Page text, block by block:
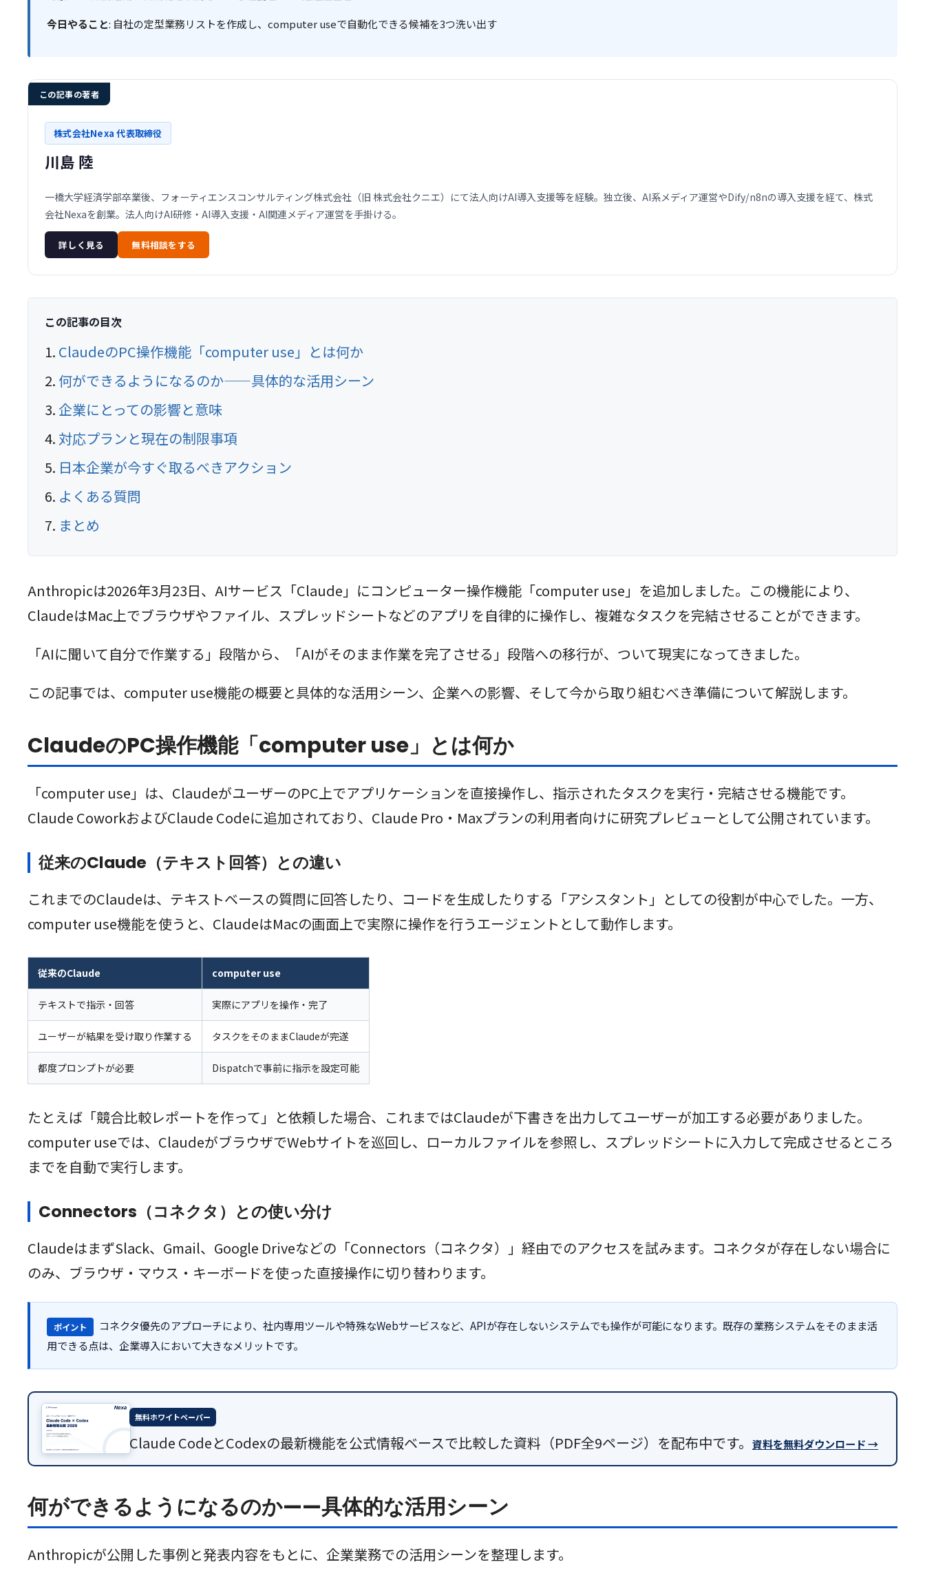
今日やること: 自社の定型業務リストを作成し、computer useで自動化できる候補を3つ洗い出す
この記事の著者
株式会社Nexa 代表取締役
川島 陸
一橋大学経済学部卒業後、フォーティエンスコンサルティング株式会社（旧 株式会社クニエ）にて法人向けAI導入支援等を経験。独立後、AI系メディア運営やDify/n8nの導入支援を経て、株式
会社Nexaを創業。法人向けAI研修・AI導入支援・AI関連メディア運営を手掛ける。
詳しく見る 無料相談をする
この記事の目次
ClaudeのPC操作機能「computer use」とは何か
何ができるようになるのか——具体的な活用シーン
企業にとっての影響と意味
対応プランと現在の制限事項
日本企業が今すぐ取るべきアクション
よくある質問
まとめ
Anthropicは2026年3月23日、AIサービス「Claude」にコンピューター操作機能「computer use」を追加しました。この機能により、
ClaudeはMac上でブラウザやファイル、スプレッドシートなどのアプリを自律的に操作し、複雑なタスクを完結させることができます。
「AIに聞いて自分で作業する」段階から、「AIがそのまま作業を完了させる」段階への移行が、ついて現実になってきました。
この記事では、computer use機能の概要と具体的な活用シーン、企業への影響、そして今から取り組むべき準備について解説します。
ClaudeのPC操作機能「computer use」とは何か
「computer use」は、ClaudeがユーザーのPC上でアプリケーションを直接操作し、指示されたタスクを実行・完結させる機能です。
Claude CoworkおよびClaude Codeに追加されており、Claude Pro・Maxプランの利用者向けに研究プレビューとして公開されています。
従来のClaude（テキスト回答）との違い
これまでのClaudeは、テキストベースの質問に回答したり、コードを生成したりする「アシスタント」としての役割が中心でした。一方、
computer use機能を使うと、ClaudeはMacの画面上で実際に操作を行うエージェントとして動作します。
従来のClaude computer use
テキストで指示・回答 実際にアプリを操作・完了
ユーザーが結果を受け取り作業する タスクをそのままClaudeが完遂
都度プロンプトが必要 Dispatchで事前に指示を設定可能
たとえば「競合比較レポートを作って」と依頼した場合、これまではClaudeが下書きを出力してユーザーが加工する必要がありました。
computer useでは、ClaudeがブラウザでWebサイトを巡回し、ローカルファイルを参照し、スプレッドシートに入力して完成させるところ
までを自動で実行します。
Connectors（コネクタ）との使い分け
ClaudeはまずSlack、Gmail、Google Driveなどの「Connectors（コネクタ）」経由でのアクセスを試みます。コネクタが存在しない場合に
のみ、ブラウザ・マウス・キーボードを使った直接操作に切り替わります。
ポイント
コネクタ優先のアプローチにより、社内専用ツールや特殊なWebサービスなど、APIが存在しないシステムでも操作が可能になります。既存の業務システムをそのまま活
用できる点は、企業導入において大きなメリットです。
無料ホワイトペーパー
Claude CodeとCodexの最新機能を公式情報ベースで比較した資料（PDF全9ページ）を配布中です。 資料を無料ダウンロード →
何ができるようになるのか——具体的な活用シーン
Anthropicが公開した事例と発表内容をもとに、企業業務での活用シーンを整理します。